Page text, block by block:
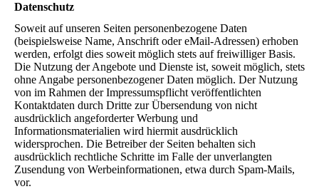
Datenschutz
Soweit auf unseren Seiten personenbezogene Daten
(beispielsweise Name, Anschrift oder eMail-Adressen) erhoben
werden, erfolgt dies soweit möglich stets auf freiwilliger Basis.
Die Nutzung der Angebote und Dienste ist, soweit möglich, stets
ohne Angabe personenbezogener Daten möglich. Der Nutzung
von im Rahmen der Impressumspflicht veröffentlichten
Kontaktdaten durch Dritte zur Übersendung von nicht
ausdrücklich angeforderter Werbung und
Informationsmaterialien wird hiermit ausdrücklich
widersprochen. Die Betreiber der Seiten behalten sich
ausdrücklich rechtliche Schritte im Falle der unverlangten
Zusendung von Werbeinformationen, etwa durch Spam-Mails,
vor.